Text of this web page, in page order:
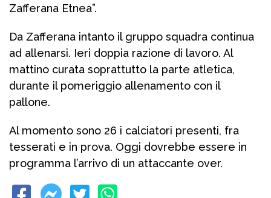
Zafferana Etnea”.
Da Zafferana intanto il gruppo squadra continua
ad allenarsi. Ieri doppia razione di lavoro. Al
mattino curata soprattutto la parte atletica,
durante il pomeriggio allenamento con il
pallone.
Al momento sono 26 i calciatori presenti, fra
tesserati e in prova. Oggi dovrebbe essere in
programma l’arrivo di un attaccante over.